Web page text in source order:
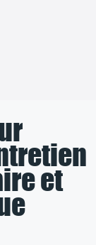
et